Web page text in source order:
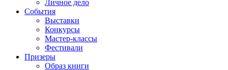
Личное дело
События
Выставки
Конкурсы
Мастер-классы
Фестивали
Призеры
Образ книги